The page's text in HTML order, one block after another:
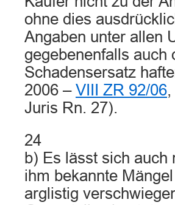
ohne dies
Angaben unter allen
gegebenenfalls auch
Schadensersatz
2006 – VIII ZR 92/06,
Juris Rn. 27).
24
b) Es lässt sich auch
ihm bekannte
arglistig